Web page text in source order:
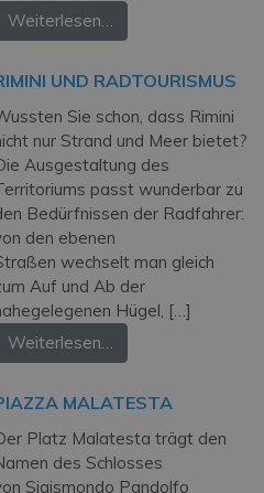
Weiterlesen…
UND RADTOURISMUS
Sie schon, dass Rimini
nur Strand und Meer bietet?
Ausgestaltung des
passt wunderbar zu
Bedürfnissen der Radfahrer:
den ebenen
wechselt man gleich
Auf und Ab der
Hügel, […]
Weiterlesen…
MALATESTA
Platz Malatesta trägt den
des Schlosses
Sigismondo Pandolfo